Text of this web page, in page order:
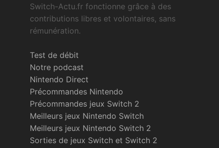
Switch-Actu.fr fonctionne grâce à des
contributions libres et volontaires, sans
rémunération.
Test de débit
Notre podcast
Nintendo Direct
Précommandes Nintendo
Précommandes jeux Switch 2
Meilleurs jeux Nintendo Switch
Meilleurs jeux Nintendo Switch 2
Sorties de jeux Switch et Switch 2